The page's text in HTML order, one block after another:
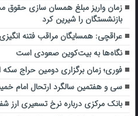
زمان واریز مبلغ همسان سازی حقوق
بازنشستگان را شیرین کرد
عراقچی: همسایگان مراقب فتنه انگیزی
نگاه‌ها به بیت‌کوین صعودی است
فوری؛ زمان برگزاری دومین حراج سکه
سی و هفتمین سالگرد ارتحال امام
بانک مرکزی درباره نرخ تسعیری ارز